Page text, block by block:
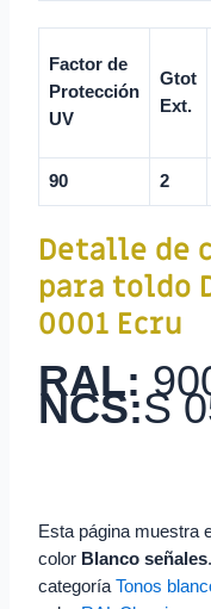
Factor de
Protección
UV
Gtot
Ext.
90 2
Detalle de
para toldo
0001 Ecru
RAL:
NCS:S
Esta página muestra
color Blanco señales
categoríaTonos